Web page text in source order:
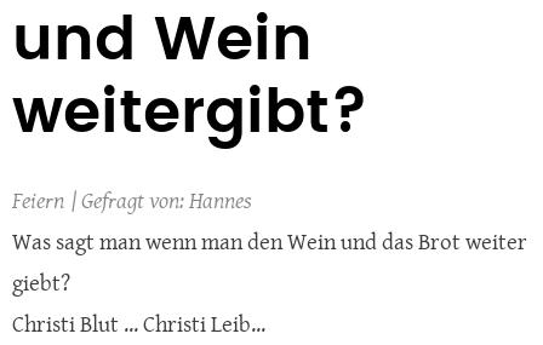
und Wein
weitergibt?
Feiern
Hannes
Was sagt man wenn man den Wein und das Brot weiter
giebt?
Christi Blut ... Christi Leib...